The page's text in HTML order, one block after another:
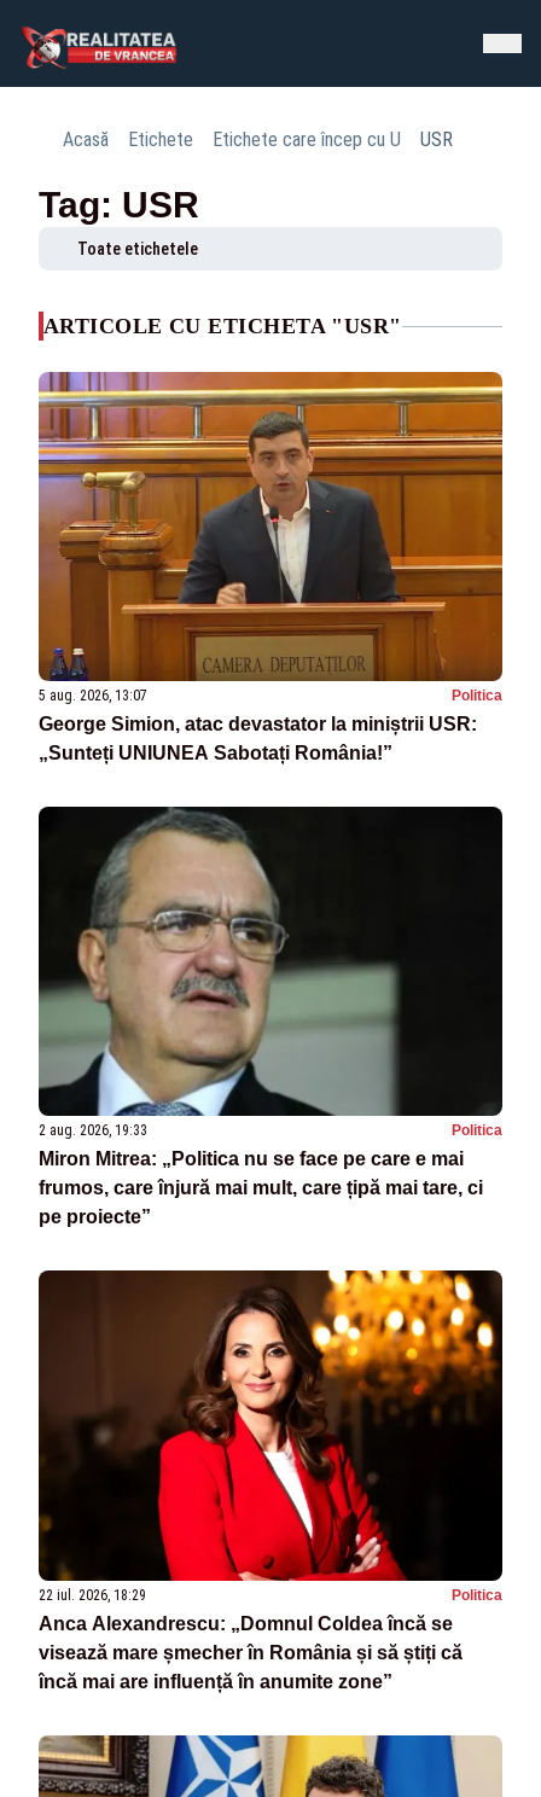
Acasă Etichete Etichete care încep cu U USR
Tag: USR
Toate etichetele
ARTICOLE CU ETICHETA "USR"
5 aug. 2026, 13:07 Politica
George Simion, atac devastator la miniștrii USR:
„Sunteți UNIUNEA Sabotați România!”
2 aug. 2026, 19:33 Politica
Miron Mitrea: „Politica nu se face pe care e mai
frumos, care înjură mai mult, care țipă mai tare, ci
pe proiecte”
22 iul. 2026, 18:29 Politica
Anca Alexandrescu: „Domnul Coldea încă se
visează mare șmecher în România și să știți că
încă mai are influență în anumite zone”